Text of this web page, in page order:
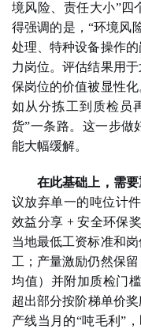
境风险、责任大小”四
得强调的是， “环境风
处理、特种设备操作
力岗位。评估结果用
保岗位的价值被显性
如从分拣工到质检员
货”一条路。这一步做
能大幅缓解。
在此基础上，需
议放弃单一的吨位计
效益分享 + 安全环保
当地最低工资标准和
工；产量激励仍然保
均值）并附加质检门
超出部分按阶梯单价
产线当月的“吨毛利”